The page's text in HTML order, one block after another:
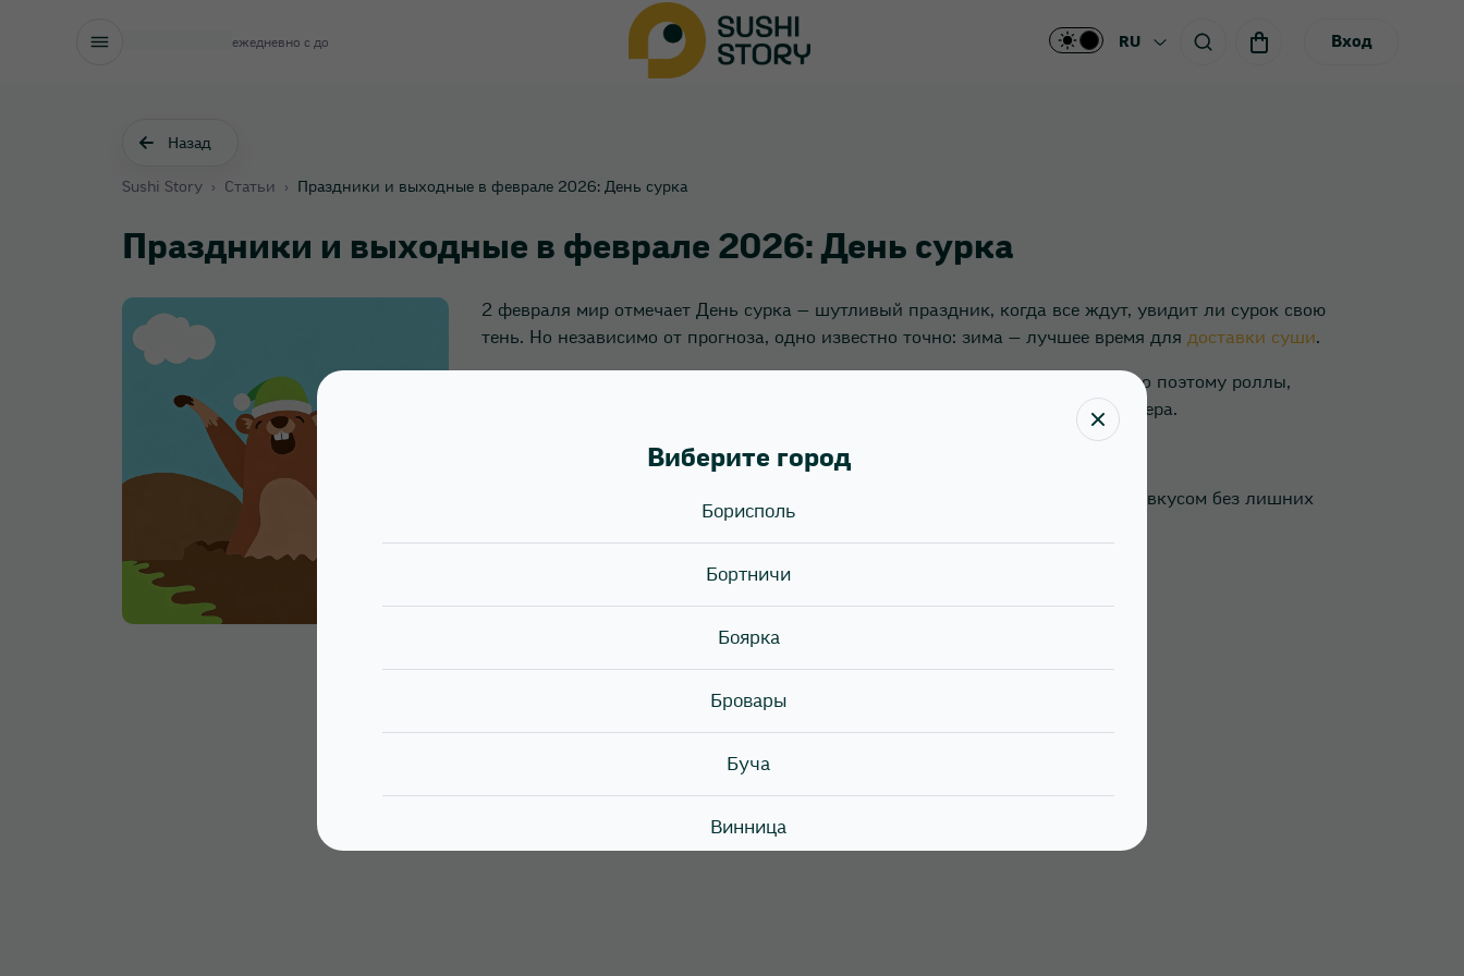
Виберите город
Борисполь
Бортничи
Боярка
Бровары
Буча
Винница
ежедневно с до RU Вход
Назад
Sushi Story › Статьи › Праздники и выходные в феврале 2026: День сурка
Праздники и выходные в феврале 2026: День сурка
2 февраля мир отмечает День сурка — шутливый праздник, когда все ждут, увидит ли сурок свою
тень. Но независимо от прогноза, одно известно точно: зима — лучшее время для доставки суши.
Когда холодно за окном, хочется тепла, комфорта и чего-то вкусного. Именно поэтому роллы,
, воки и супы от Sushi Story — идеальный выбор для зимнего вечера.
Сурок может ошибаться, а мы — нет 😉
Если зима продолжается, значит время заказать суши домой и насладиться вкусом без лишних
🍣 Sushi Story — вкусно при любой погоде.